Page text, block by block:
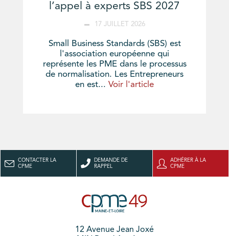
l’appel à experts SBS 2027
17 JUILLET 2026
Small Business Standards (SBS) est
l'association européenne qui
représente les PME dans le processus
de normalisation. Les Entrepreneurs
en est... Voir l'article
CONTACTER LA
CPME
DEMANDE DE
RAPPEL
ADHÉRER À LA
CPME
12 Avenue Jean Joxé